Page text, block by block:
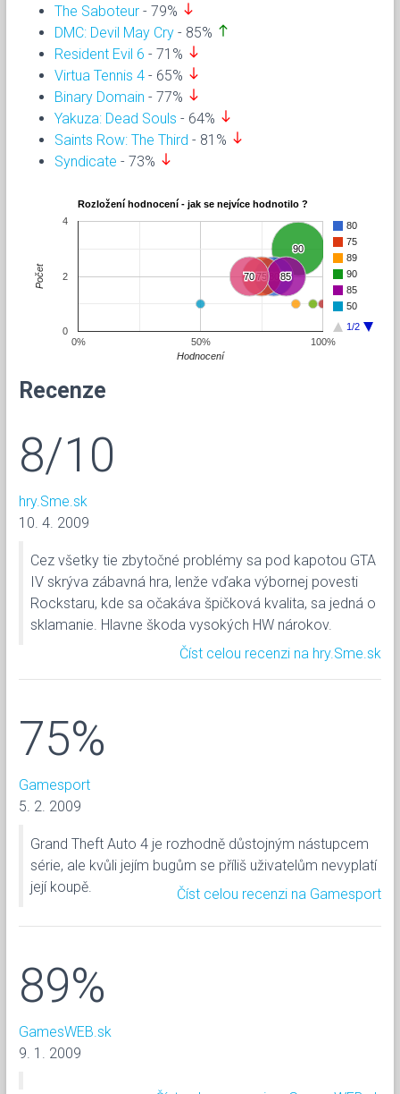
The Saboteur - 79% south
DMC: Devil May Cry - 85% north
Resident Evil 6 - 71% south
Virtua Tennis 4 - 65% south
Binary Domain - 77% south
Yakuza: Dead Souls - 64% south
Saints Row: The Third - 81% south
Syndicate - 73% south
Rozložení hodnocení - jak se nejvíce hodnotilo ?
80
75
89
90
85
50
1/2
90
90
80
80
75
75 85
85
70
70
0% 50% 100%
0
2
4
Hodnocení
Počet
Recenze
8/10
hry.Sme.sk
10. 4. 2009
Cez všetky tie zbytočné problémy sa pod kapotou GTA
IV skrýva zábavná hra, lenže vďaka výbornej povesti
Rockstaru, kde sa očakáva špičková kvalita, sa jedná o
sklamanie. Hlavne škoda vysokých HW nárokov.
Číst celou recenzi na hry.Sme.sk
75%
Gamesport
5. 2. 2009
Grand Theft Auto 4 je rozhodně důstojným nástupcem
série, ale kvůli jejím bugům se příliš uživatelům nevyplatí
její koupě.
Číst celou recenzi na Gamesport
89%
GamesWEB.sk
9. 1. 2009